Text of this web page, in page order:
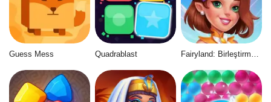
Guess Mess Quadrablast